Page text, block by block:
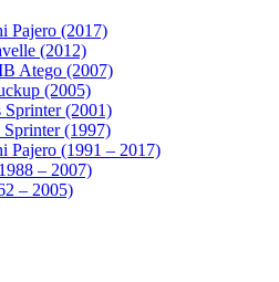
Pajero (2017)
(2012)
Atego (2007)
(2005)
(2001)
(1997)
Pajero (1991 – 2017)
– 2007)
– 2005)